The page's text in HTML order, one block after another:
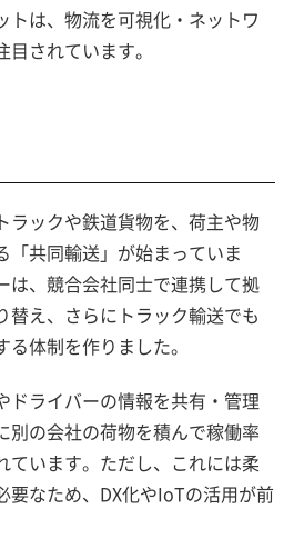
トは、物流を可視化・ネットワ
されています。
ラックや鉄道貨物を、荷主や物
「共同輸送」が始まっていま
は、競合会社同士で連携して拠
替え、さらにトラック輸送でも
体制を作りました。
ドライバーの情報を共有・管理
別の会社の荷物を積んで稼働率
ています。ただし、これには柔
要なため、DX化やIoTの活用が前